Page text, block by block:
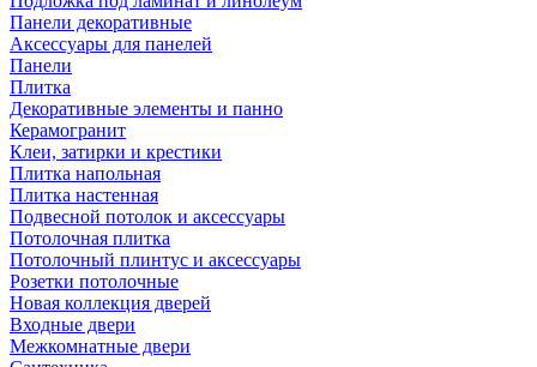
Панели декоративные
Аксессуары для панелей
Панели
Плитка
Декоративные элементы и панно
Керамогранит
Клеи, затирки и крестики
Плитка напольная
Плитка настенная
Подвесной потолок и аксессуары
Потолочная плитка
Потолочный плинтус и аксессуары
Розетки потолочные
Новая коллекция дверей
Входные двери
Межкомнатные двери